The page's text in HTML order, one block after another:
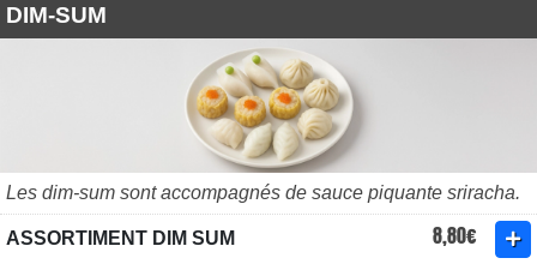
DIM-SUM
Les dim-sum sont accompagnés de sauce piquante sriracha.
ASSORTIMENT DIM SUM 8,80€